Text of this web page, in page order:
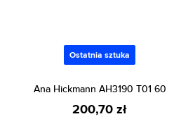
Ostatnia sztuka
Ana Hickmann AH3190 T01 60
200,70 zł